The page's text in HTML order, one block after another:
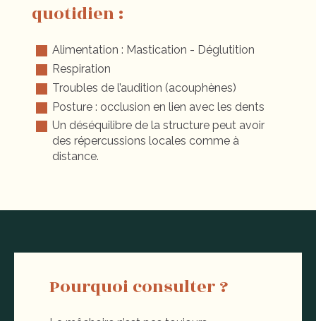
quotidien :
Alimentation : Mastication - Déglutition
Respiration
Troubles de l’audition (acouphènes)
Posture : occlusion en lien avec les dents
Un déséquilibre de la structure peut avoir
des répercussions locales comme à
distance.
Pourquoi consulter ?